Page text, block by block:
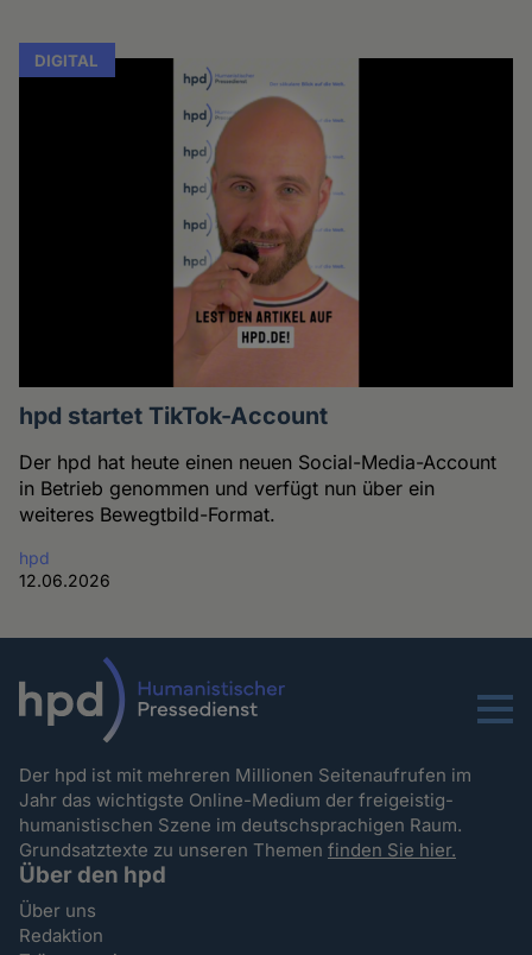
DIGITAL
hpd startet TikTok-Account
Der hpd hat heute einen neuen Social-Media-Account
in Betrieb genommen und verfügt nun über ein
weiteres Bewegtbild-Format.
hpd
12.06.2026
Menu
Der hpd ist mit mehreren Millionen Seitenaufrufen im
Jahr das wichtigste Online-Medium der freigeistig-
humanistischen Szene im deutschsprachigen Raum.
Grundsatztexte zu unseren Themenfinden Sie hier.
Über den hpd
Über uns
Redaktion